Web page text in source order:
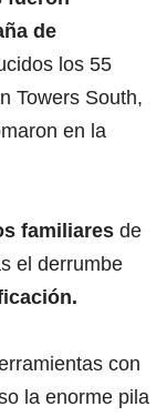
de
los 55
Towers South,
en la
familiares de
el derrumbe
con
la enorme pila